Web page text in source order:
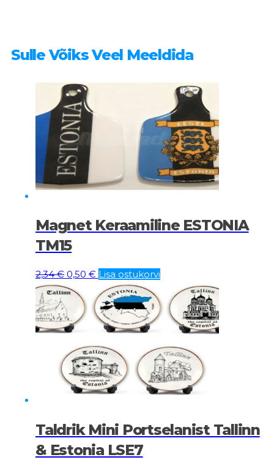
Sulle Võiks Veel Meeldida
Magnet Keraamiline ESTONIA
TM15
2,34€ Algne
hind
2,34 €.
0,50 € Current
price
is:
0,50 €.
Lisa ostukorvi
Taldrik Mini Portselanist Tallinn
& Estonia LSE7